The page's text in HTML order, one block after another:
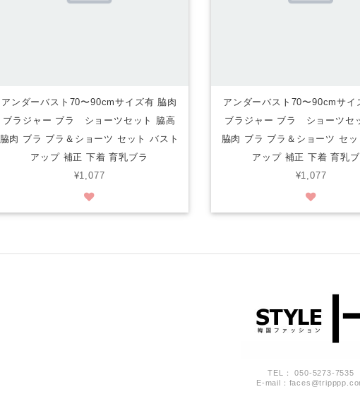
アンダーバスト70〜90cmサイズ有 脇肉
ブラジャー ブラ ショーツセット 脇高
脇肉 ブラ ブラ＆ショーツ セット バスト
アップ 補正 下着 育乳ブラ
¥1,077
アンダーバスト70〜90cmサイ
ブラジャー ブラ ショーツセ
脇肉 ブラ ブラ＆ショーツ セ
アップ 補正 下着 育乳
¥1,077
TEL： 050-5273-7535
E-mail：